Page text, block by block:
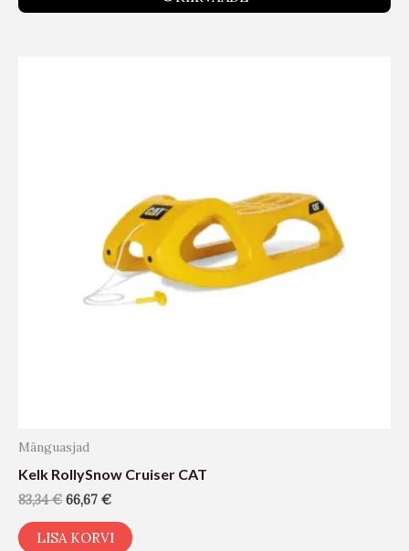
Mänguasjad
Kelk RollySnow Cruiser CAT
83,34€ 66,67 €
LISA KORVI